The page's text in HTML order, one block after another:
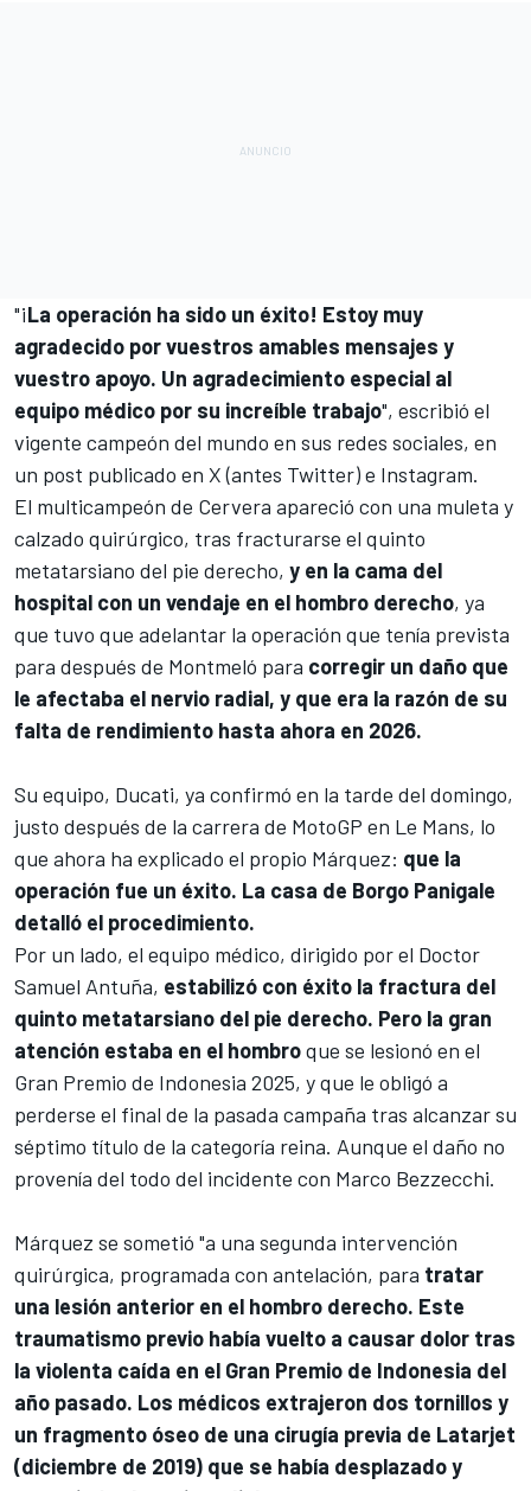
"¡La operación ha sido un éxito! Estoy muy
agradecido por vuestros amables mensajes y
vuestro apoyo. Un agradecimiento especial al
equipo médico por su increíble trabajo", escribió el
vigente campeón del mundo en sus redes sociales, en
un post publicado en X (antes Twitter) e Instagram.
El multicampeón de Cervera apareció con una muleta y
calzado quirúrgico, tras fracturarse el quinto
metatarsiano del pie derecho, y en la cama del
hospital con un vendaje en el hombro derecho, ya
que tuvo que adelantar la operación que tenía prevista
para después de Montmeló para corregir un daño que
le afectaba el nervio radial, y que era la razón de su
falta de rendimiento hasta ahora en 2026.
Su equipo, Ducati, ya confirmó en la tarde del domingo,
justo después de la carrera de MotoGP en Le Mans, lo
que ahora ha explicado el propio Márquez: que la
operación fue un éxito. La casa de Borgo Panigale
detalló el procedimiento.
Por un lado, el equipo médico, dirigido por el Doctor
Samuel Antuña, estabilizó con éxito la fractura del
quinto metatarsiano del pie derecho. Pero la gran
atención estaba en el hombroque se lesionó en el
Gran Premio de Indonesia 2025, y que le obligó a
perderse el final de la pasada campaña tras alcanzar su
séptimo título de la categoría reina. Aunque el daño no
provenía del todo del incidente con Marco Bezzecchi.
Márquez se sometió "a una segunda intervención
quirúrgica, programada con antelación, para tratar
una lesión anterior en el hombro derecho. Este
traumatismo previo había vuelto a causar dolor tras
la violenta caída en el Gran Premio de Indonesia del
año pasado. Los médicos extrajeron dos tornillos y
un fragmento óseo de una cirugía previa de Latarjet
(diciembre de 2019) que se había desplazado y